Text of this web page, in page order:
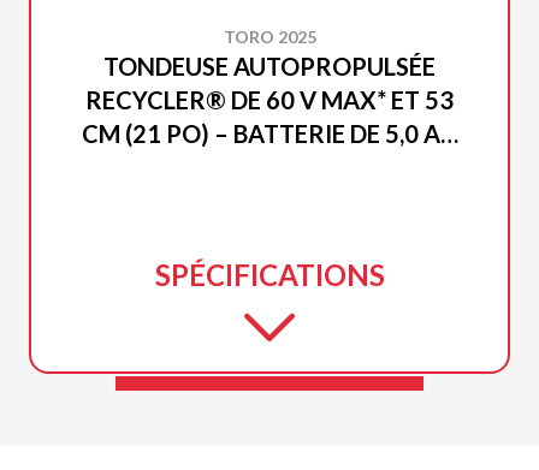
TORO 2025
TONDEUSE AUTOPROPULSÉE
RECYCLER® DE 60 V MAX* ET 53
CM (21 PO) – BATTERIE DE 5,0 AH
SPÉCIFICATIONS